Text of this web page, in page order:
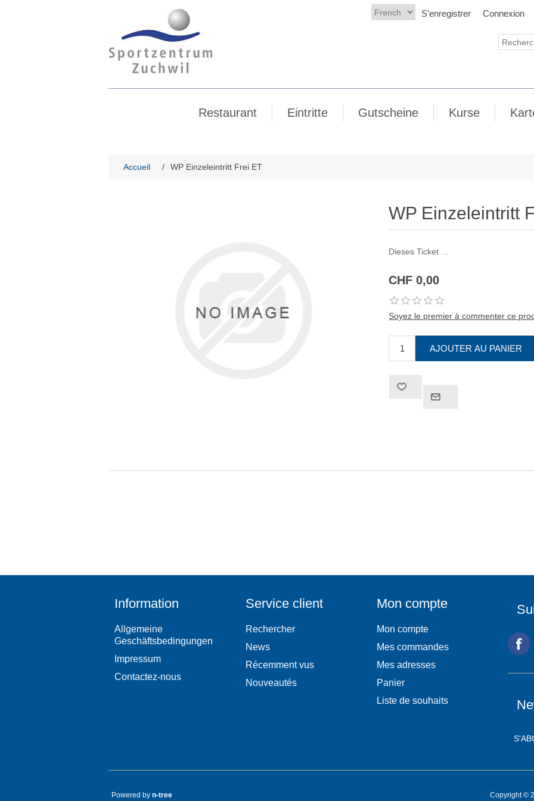
S'enregistrer Connexion
Restaurant Eintritte Gutscheine Kurse
Accueil / WP Einzeleintritt Frei ET
WP Einzeleintritt
Dieses Ticket ...
CHF 0,00
Soyez le premier à commenter ce
Information
Allgemeine
Geschäftsbedingungen
Impressum
Contactez-nous
Service client
Rechercher
News
Récemment vus
Nouveautés
Mon compte
Mon compte
Mes commandes
Mes adresses
Panier
Liste de souhaits
Copyright ©
Powered by n-tree